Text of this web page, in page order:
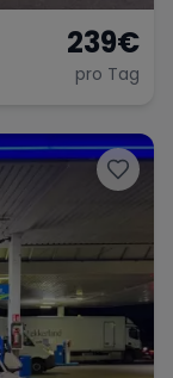
Maserati239€
pro Tag